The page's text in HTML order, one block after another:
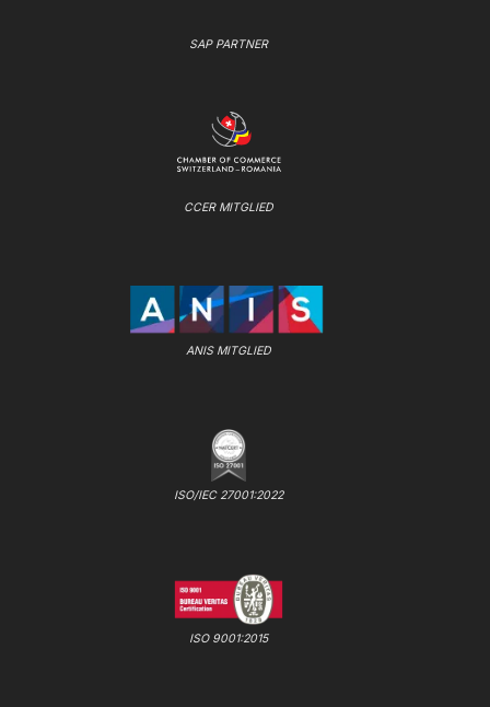
SAP PARTNER
CCER MITGLIED
ANIS MITGLIED
ISO/IEC 27001:2022
ISO 9001:2015